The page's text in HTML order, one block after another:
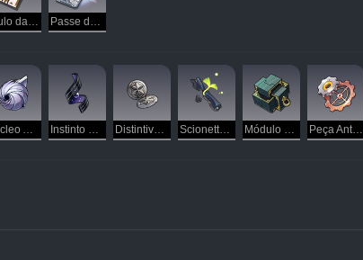
Título da Herta Passe de Star Rail
Núcleo Apagado Instinto de Ladrão Distintivo de Guarda Crinalva Scionette Imortal Módulo de Atífice Peça Antiga